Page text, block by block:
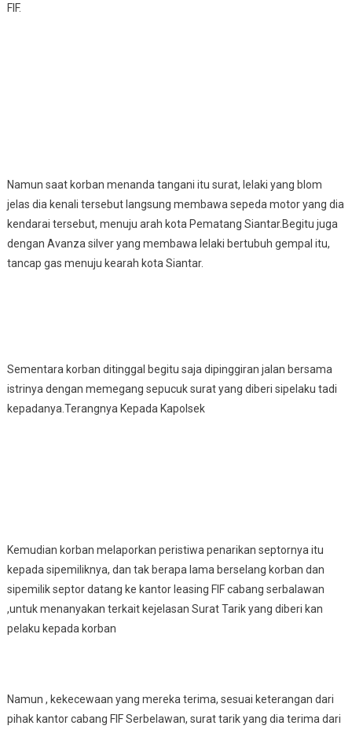
FIF.
Namun saat korban menanda tangani itu surat, lelaki yang blom
jelas dia kenali tersebut langsung membawa sepeda motor yang dia
kendarai tersebut, menuju arah kota Pematang Siantar.Begitu juga
dengan Avanza silver yang membawa lelaki bertubuh gempal itu,
tancap gas menuju kearah kota Siantar.
Sementara korban ditinggal begitu saja dipinggiran jalan bersama
istrinya dengan memegang sepucuk surat yang diberi sipelaku tadi
kepadanya.Terangnya Kepada Kapolsek
Kemudian korban melaporkan peristiwa penarikan septornya itu
kepada sipemiliknya, dan tak berapa lama berselang korban dan
sipemilik septor datang ke kantor leasing FIF cabang serbalawan
,untuk menanyakan terkait kejelasan Surat Tarik yang diberi kan
pelaku kepada korban
Namun , kekecewaan yang mereka terima, sesuai keterangan dari
pihak kantor cabang FIF Serbelawan, surat tarik yang dia terima dari